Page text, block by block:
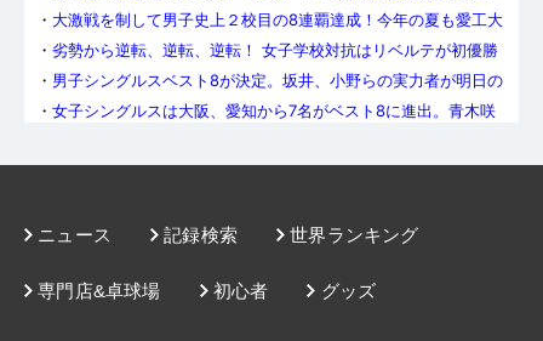
・ 大激戦を制して男子史上２校目の8連覇達成！今年の夏も愛工大
・ 劣勢から逆転、逆転、逆転！ 女子学校対抗はリベルテが初優勝
・ 男子シングルスベスト8が決定。坂井、小野らの実力者が明日の
・ 女子シングルスは大阪、愛知から7名がベスト8に進出。青木咲
・学校から唯一のインターハイ出場、されど観客席からは大声
・ 女子ダブルスは四天王寺が意地の1・2フィニッシュ！ 伊藤詩菜
／青木咲智が頂点に
陵は遊学館との激戦に散る
・女子学校対抗決勝は桜丘vs.リベルテに。山陽学園と遊学館はベ
ニュース 記録検索 世界ランキング
グッズ
専門店&卓球場 初心者